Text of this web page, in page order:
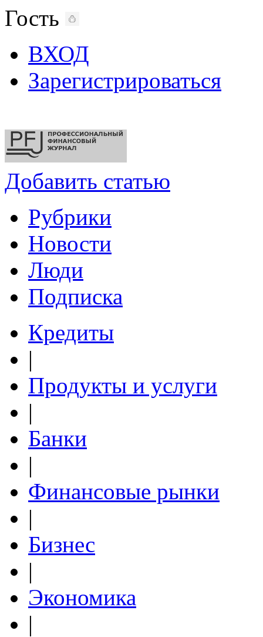
Гость
ВХОД
Зарегистрироваться
Добавить статью
Рубрики
Новости
Люди
Подписка
Кредиты
|
Продукты и услуги
|
Банки
|
Финансовые рынки
|
Бизнес
|
Экономика
|